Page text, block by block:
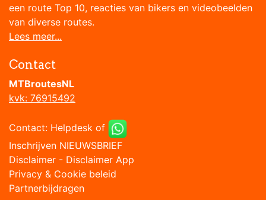
een route Top 10, reacties van bikers en videobeelden
van diverse routes.
Lees meer...
Contact
MTBroutesNL
kvk: 76915492
Contact: Helpdesk of
Inschrijven NIEUWSBRIEF
Disclaimer - Disclaimer App
Privacy & Cookie beleid
Partnerbijdragen